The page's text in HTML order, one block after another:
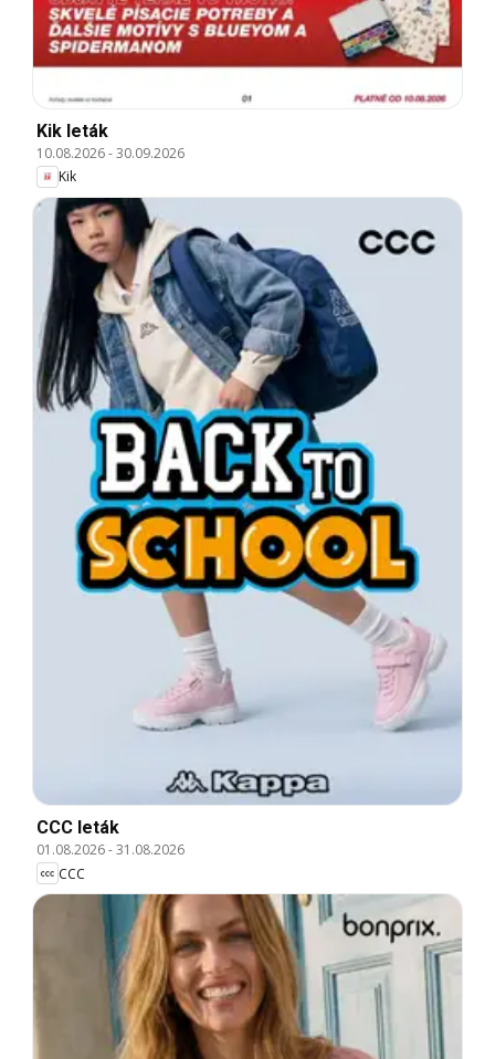
Kik leták
10.08.2026-30.09.2026
Kik
CCC leták
01.08.2026-31.08.2026
CCC